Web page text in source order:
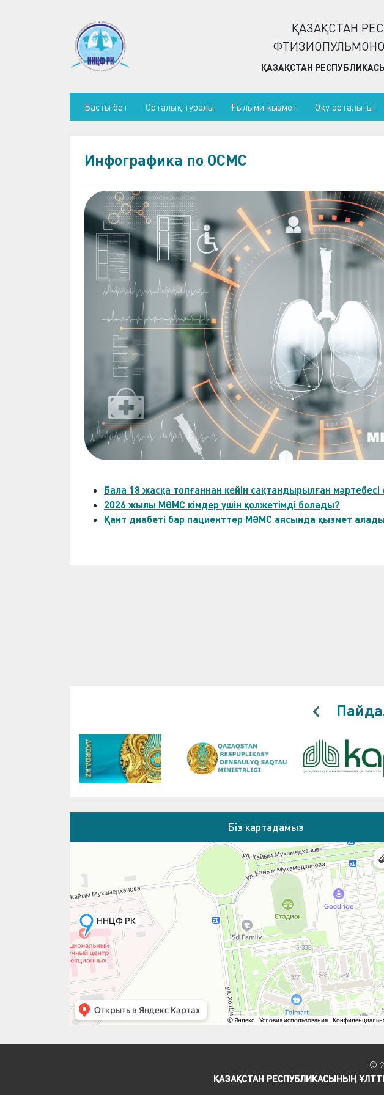
ҚАЗАҚСТАН
ҚАЗАҚСТАН
Басты бет Орталық туралы Ғылыми қызмет Оқу орталығы
Инфографика по ОСМС
Бала 18 жасқа толғаннан кейін сақтандырылған мәртебесі
2026 жылы МӘМС кімдер үшін қолжетімді болады?
Қант диабеті бар пациенттер МӘМС аясында қызмет алады
Біз картадамыз
©
ҚАЗАҚСТАН РЕСПУБЛИКАСЫНЫҢ